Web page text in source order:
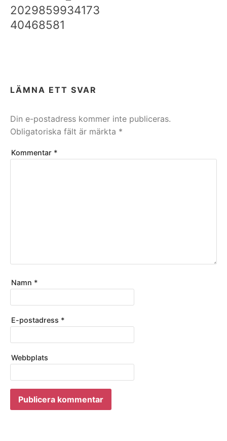
2029859934173
40468581
LÄMNA ETT SVAR
Din e-postadress kommer inte publiceras.
Obligatoriska fält är märkta *
Kommentar *
Namn *
E-postadress *
Webbplats